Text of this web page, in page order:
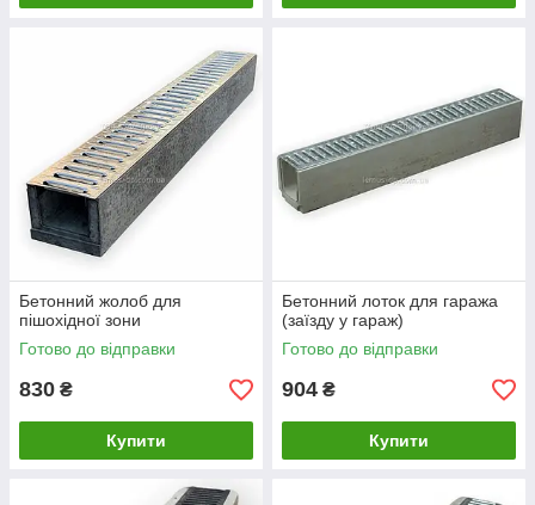
Бетонний жолоб для
пішохідної зони
Готово до відправки
830 ₴
Купити
Бетонний лоток для гаража
(заїзду у гараж)
Готово до відправки
904 ₴
Купити